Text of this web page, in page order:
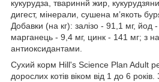
кукурудза, твариннй жир,
дигест, мінерали, сушена м’якоть
Добавки (на кг): залізо - 91,1 мг, йод
марганець - 9,4 мг, цинк - 141 мг; з
антиоксидантами.
Сухий корм Hill's Science Plan Adult
дорослих котів віком від 1 до 6 років.